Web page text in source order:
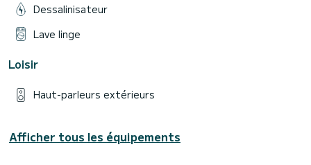
Dessalinisateur
Lave linge
Loisir
Haut-parleurs extérieurs
Afficher tous les équipements